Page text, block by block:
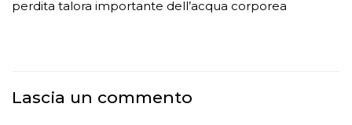
perdita talora importante dell’acqua corporea
Lascia un commento